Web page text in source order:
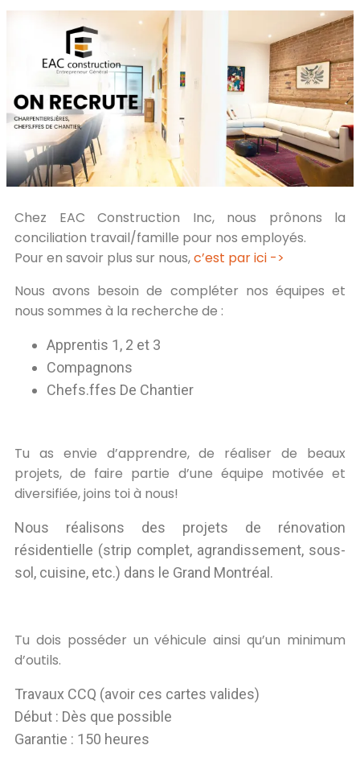
Chez EAC Construction Inc, nous prônons la
conciliation travail/famille pour nos employés.
Pour en savoir plus sur nous,c’est par ici ->
Nous avons besoin de compléter nos équipes et
nous sommes à la recherche de :
Apprentis 1, 2 et 3
Compagnons
Chefs.ffes De Chantier
Tu as envie d’apprendre, de réaliser de beaux
projets, de faire partie d’une équipe motivée et
diversifiée, joins toi à nous!
Nous réalisons des projets de rénovation
résidentielle (strip complet, agrandissement, sous-
sol, cuisine, etc.) dans le Grand Montréal.
Tu dois posséder un véhicule ainsi qu’un minimum
d’outils.
Travaux CCQ (avoir ces cartes valides)
Début : Dès que possible
Garantie : 150 heures